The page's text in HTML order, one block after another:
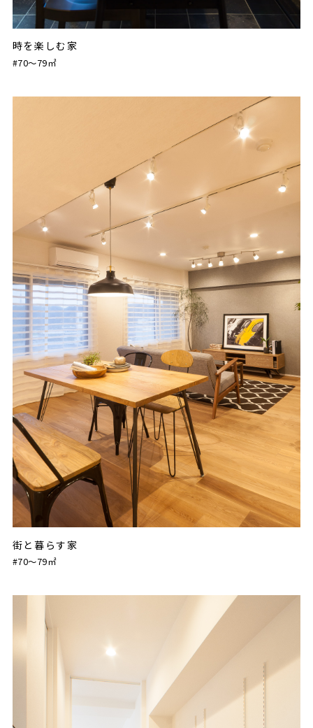
時を楽しむ家
#70〜79㎡
街と暮らす家
#70〜79㎡